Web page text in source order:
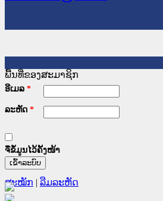
ພື້ນທີ່ຂອງສະມາຊິກ
ອີເມລ *
ລະຫັດ *
ຈື່ຂໍ້ມູນໄວ້ຄັ້ງໜ້າ
ສະໝັກ | ລືມລະຫັດ